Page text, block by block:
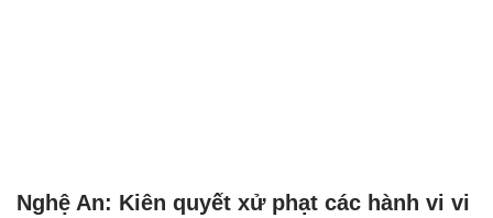
Nghệ An: Kiên quyết xử phạt các hành vi vi